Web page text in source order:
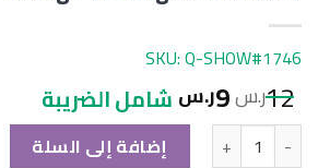
SKU: Q-SHOW#1746
12ر.س9ر.س شامل الضريبة
الكمية إضافة إلى السلة